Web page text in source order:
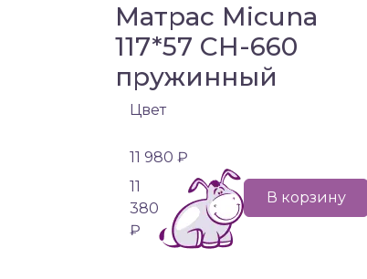
Матрас Micuna
117*57 CH-660
пружинный
Цвет
11 980 ₽
11
380
₽
В корзину